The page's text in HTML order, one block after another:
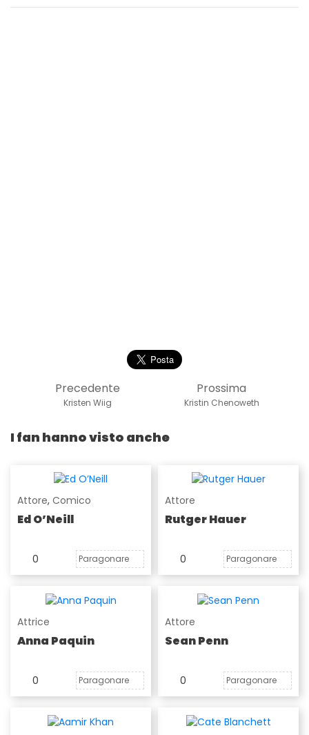
Prossima
Kristin Chenoweth
Precedente
Kristen Wiig
I fan hanno visto anche
Attore, Comico
Ed O’Neill
0 Paragonare
Attore
Rutger Hauer
0 Paragonare
Attrice
Anna Paquin
0 Paragonare
Attore
Sean Penn
0 Paragonare